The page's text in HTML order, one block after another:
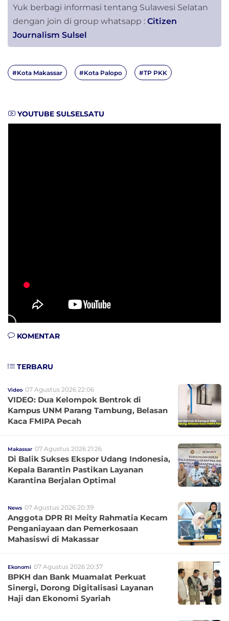
Yuk berbagi informasi tentang Sulawesi Selatan
dengan join di group whatsapp : Citizen
Journalism Sulsel
#Kota Makassar #Kota Palopo #TP PKK
YOUTUBE SULSELSATU
KOMENTAR
TERBARU
Video 07 Agustus 2026 22:06
VIDEO: Dua Kelompok Bentrok di
Kampus UNM Parang Tambung, Belasan
Kaca FMIPA Pecah
Makassar 07 Agustus 2026 21:26
Di Balik Sukses Ekspor Udang Indonesia,
Kepala Barantin Pastikan Layanan
Karantina Berjalan Optimal
News 07 Agustus 2026 20:39
Anggota DPR RI Meity Rahmatia Kecam
Penganiayaan dan Pemerkosaan
Mahasiswi di Makassar
Ekonomi 07 Agustus 2026 20:37
BPKH dan Bank Muamalat Perkuat
Sinergi, Dorong Digitalisasi Layanan
Haji dan Ekonomi Syariah